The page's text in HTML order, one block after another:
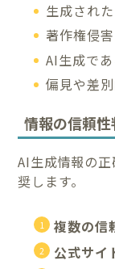
生成され
著作権侵
AI生成で
偏見や差
情報の信頼
AI生成情報の
奨します。
複数の信
公式サイ